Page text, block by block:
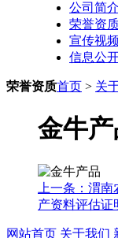
公司简介
荣誉资
宣传视频
信息公
荣誉资质首页 > 关
金牛
上一条：渭
产资料评估证
网站首页 关于我们